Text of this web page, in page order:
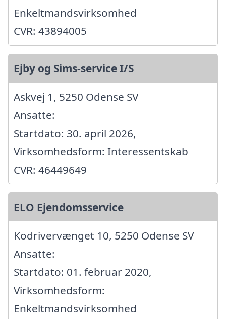
Enkeltmandsvirksomhed
CVR: 43894005
Ejby og Sims-service I/S
Askvej 1, 5250 Odense SV
Ansatte:
Startdato: 30. april 2026,
Virksomhedsform: Interessentskab
CVR: 46449649
ELO Ejendomsservice
Kodrivervænget 10, 5250 Odense SV
Ansatte:
Startdato: 01. februar 2020,
Virksomhedsform:
Enkeltmandsvirksomhed